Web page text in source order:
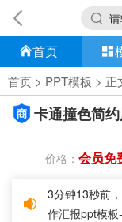
首页
首页 > PPT模板 > 正
卡通撞色简
价格： 会员免
3分钟13秒前
作汇报ppt模板